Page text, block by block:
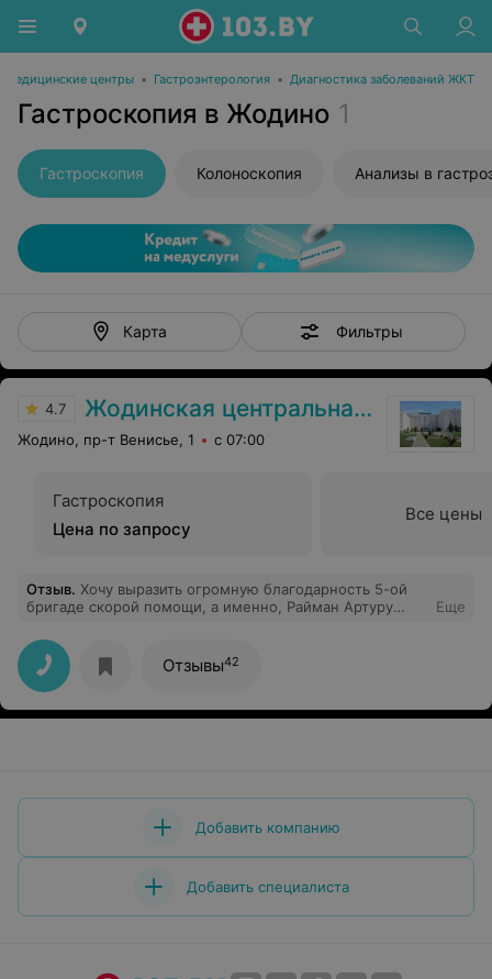
Медицинские центры • Гастроэнтерология • Диагностика заболеваний ЖКТ
Гастроскопия в Жодино 1
Гастроскопия Колоноскопия Анализы в
Карта Фильтры
4.7 Жодинская центральная городская больница
Жодино, пр-т Венисье, 1 с 07:00
Гастроскопия
Цена по запросу
Все цены
Отзыв. Хочу выразить огромную благодарность 5-ой
бригаде скорой помощи, а именно, Райман Артуру
выезжавшей на вызов к 2х-летнему ребенку ночью
27.01.2018 (примерно в 01.30) по адресу ул. 50 лет
Октября, д.5, кв.4, за оперативность профессионализм,
внимательность, доброту и чуткость. Эти
мед.работники достойны уважения!Прошу руководство
Еще
Отзывы42
Добавить компанию
Добавить специалиста